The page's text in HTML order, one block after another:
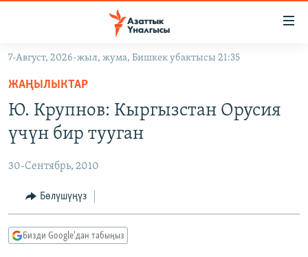
Навигацияга
өтүңүз
Издөөгө
салыңызКЫРГЫЗСТАН
ЭКОНОМИКА
МАДАНИЯТ
ДҮЙНӨ
БОРБОР АЗИЯ
УКРАИНА
АТАЙЫН ИЛИКТӨӨ
ТВ ПРОГРАММАЛАР
ЭКСПЕРТТЕР ТАЛДАЙТ
ӨЗГӨЧӨ ПИКИР
7-Август, 2026-жыл, жума, Бишкек убактысы 21:35
ЖАҢЫЛЫКТАР
Ю. Крупнов: Кыргызстан Орусия
үчүн бир тууган
30-Сентябрь, 2010
Бөлүшүңүз
Бизди Google'дан табыңыз